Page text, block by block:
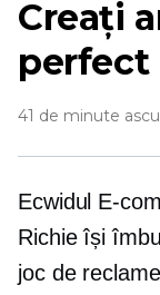
Creați
perfect
41 de minute
Ecwidul E-
Richie își
joc de